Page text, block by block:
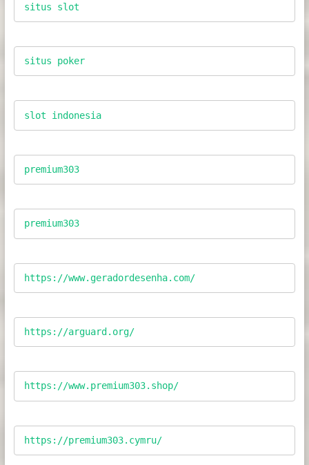
situs slot
situs poker
slot indonesia
premium303
premium303
https://www.geradordesenha.com/
https://arguard.org/
https://www.premium303.shop/
https://premium303.cymru/